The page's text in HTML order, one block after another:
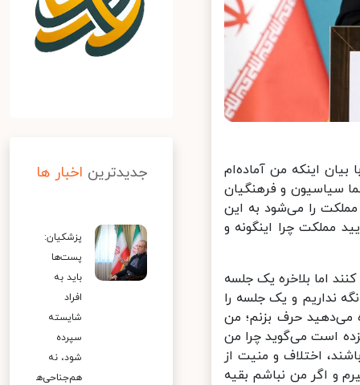
اینکه من آماده‌ام
و فرهنگیان
را می‌شود به این
چرا اینگونه و
اما بلاخره یک جلسه
نداریم و یک جلسه را
می‌دهید حرف بزنم؛ من
است می‌گوید چرا من
اختلاف و منیت از
و اگر من نباشم بقیه
جدیدترین اخبار ها
پزشکیان:
پست‌ها
باید به
افراد
شایسته
سپرده
شود، نه
هم‌جناحی‌ه